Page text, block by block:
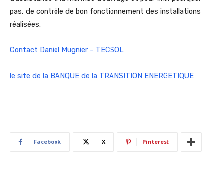
pas, de contrôle de bon fonctionnement des installations
réalisées.
Contact Daniel Mugnier – TECSOL
le site de la BANQUE de la TRANSITION ENERGETIQUE
Facebook X Pinterest